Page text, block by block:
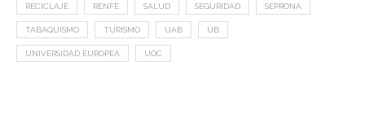
RECICLAJE RENFE SALUD SEGURIDAD SEPRONA
TABAQUISMO TURISMO UAB UB
UNIVERSIDAD EUROPEA UOC